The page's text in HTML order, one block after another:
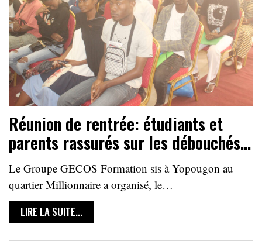
Réunion de rentrée: étudiants et
parents rassurés sur les débouchés…
Le Groupe GECOS Formation sis à Yopougon au
quartier Millionnaire a organisé, le…
LIRE LA SUITE...